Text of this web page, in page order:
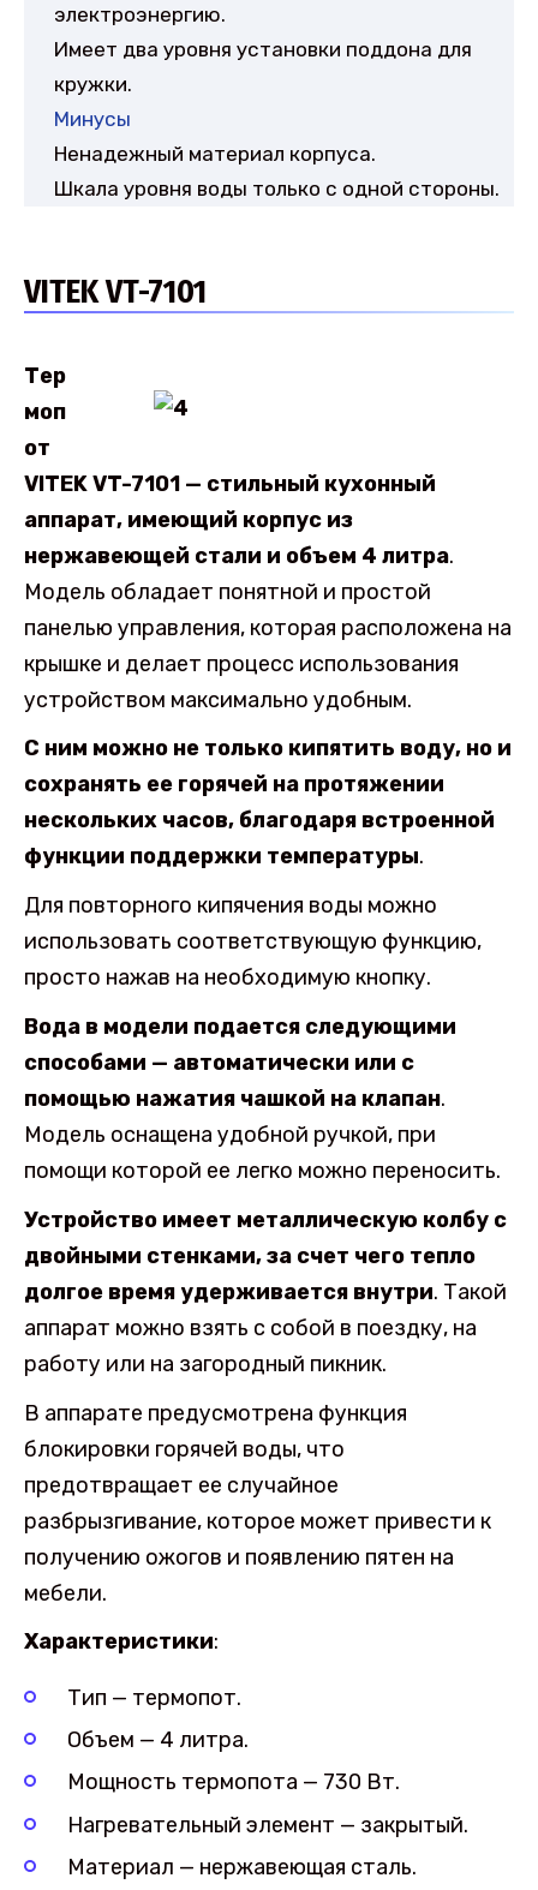
электроэнергию.
Имеет два уровня установки поддона для
кружки.
Минусы
Ненадежный материал корпуса.
Шкала уровня воды только с одной стороны.
VITEK VT-7101
Тер
моп
от
VITEK VT-7101 — стильный кухонный
аппарат, имеющий корпус из
нержавеющей стали и объем 4 литра.
Модель обладает понятной и простой
панелью управления, которая расположена на
крышке и делает процесс использования
устройством максимально удобным.
С ним можно не только кипятить воду, но и
сохранять ее горячей на протяжении
нескольких часов, благодаря встроенной
функции поддержки температуры.
Для повторного кипячения воды можно
использовать соответствующую функцию,
просто нажав на необходимую кнопку.
Вода в модели подается следующими
способами — автоматически или с
помощью нажатия чашкой на клапан.
Модель оснащена удобной ручкой, при
помощи которой ее легко можно переносить.
Устройство имеет металлическую колбу с
двойными стенками, за счет чего тепло
долгое время удерживается внутри. Такой
аппарат можно взять с собой в поездку, на
работу или на загородный пикник.
В аппарате предусмотрена функция
блокировки горячей воды, что
предотвращает ее случайное
разбрызгивание, которое может привести к
получению ожогов и появлению пятен на
мебели.
Характеристики:
Тип — термопот.
Объем — 4 литра.
Мощность термопота — 730 Вт.
Нагревательный элемент — закрытый.
Материал — нержавеющая сталь.